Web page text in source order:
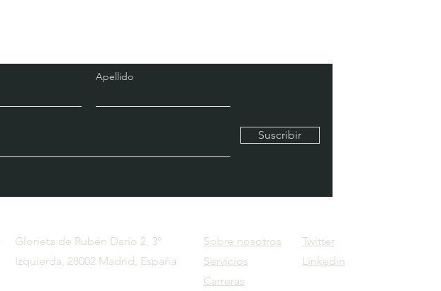
Apellido
Suscribir
Glorieta de Rubén Darío 2, 3º
Izquierda, 28002 Madrid, España
Sobre nosotros
Servicios
Carreras
Twitter
Linkedin